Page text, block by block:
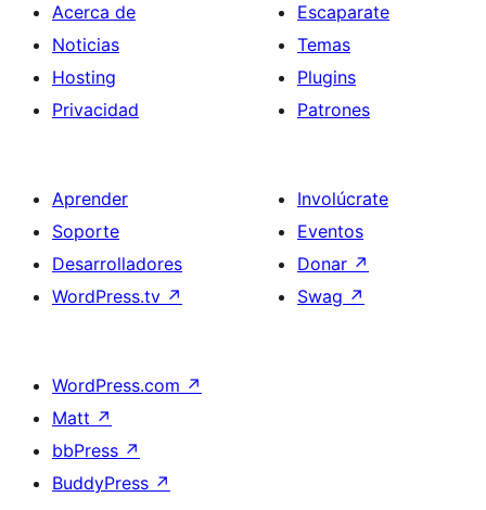
Acerca de
Noticias
Hosting
Privacidad
Escaparate
Temas
Plugins
Patrones
Aprender
Soporte
Desarrolladores
WordPress.tv ↗
Involúcrate
Eventos
Donar ↗
Swag ↗
WordPress.com ↗
Matt ↗
bbPress ↗
BuddyPress ↗